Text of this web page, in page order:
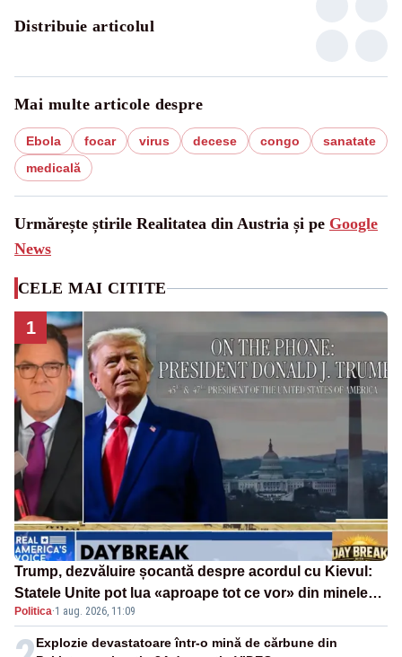
Distribuie articolul
Mai multe articole despre
Ebola focar virus decese congo
sanatate
medicală
Urmărește știrile Realitatea din Austria și pe Google
News
CELE MAI CITITE
1
Trump, dezvăluire șocantă despre acordul cu Kievul:
Statele Unite pot lua «aproape tot ce vor» din minele
Ucrainei”
Politica·1 aug. 2026, 11:09
Explozie devastatoare într-o mină de cărbune din